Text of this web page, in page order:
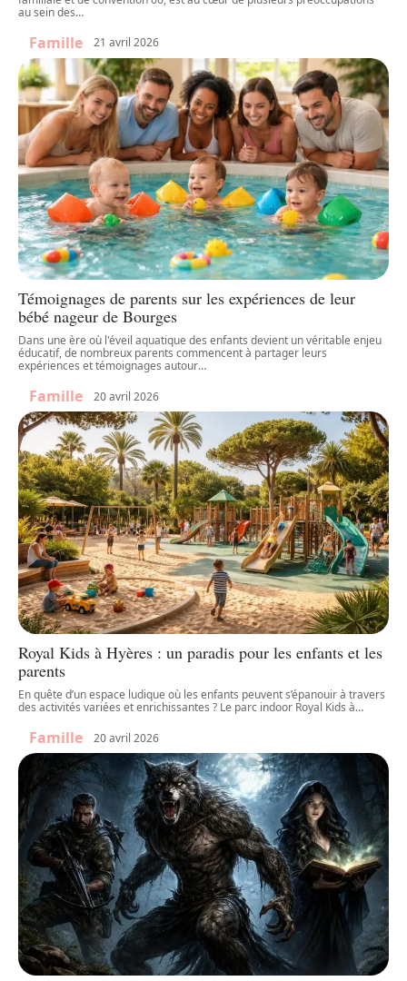
au sein des…
Famille 21 avril 2026
Témoignages de parents sur les expériences de leur
bébé nageur de Bourges
Dans une ère où l'éveil aquatique des enfants devient un véritable enjeu
éducatif, de nombreux parents commencent à partager leurs
expériences et témoignages autour…
Famille 20 avril 2026
Royal Kids à Hyères : un paradis pour les enfants et les
parents
En quête d’un espace ludique où les enfants peuvent s’épanouir à travers
des activités variées et enrichissantes ? Le parc indoor Royal Kids à…
Famille 20 avril 2026